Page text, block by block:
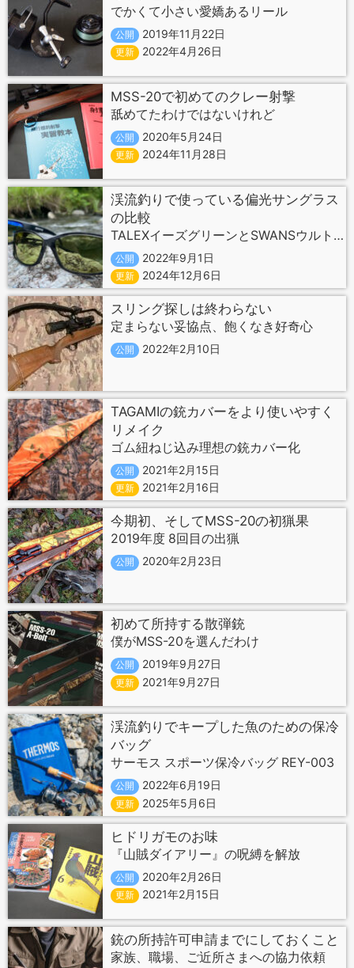
でかくて小さい愛嬌あるリール
公開 2019年11月22日
更新 2022年4月26日
MSS-20で初めてのクレー射撃
舐めてたわけではないけれど
公開 2020年5月24日
更新 2024年11月28日
渓流釣りで使っている偏光サングラス
の比較
TALEXイーズグリーンとSWANSウルトラライトグリーン
公開 2022年9月1日
更新 2024年12月6日
スリング探しは終わらない
定まらない妥協点、飽くなき好奇心
公開 2022年2月10日
TAGAMIの銃カバーをより使いやすく
リメイク
ゴム紐ねじ込み理想の銃カバー化
公開 2021年2月15日
更新 2021年2月16日
今期初、そしてMSS-20の初猟果
2019年度 8回目の出猟
公開 2020年2月23日
初めて所持する散弾銃
僕がMSS-20を選んだわけ
公開 2019年9月27日
更新 2021年9月27日
渓流釣りでキープした魚のための保冷
バッグ
サーモス スポーツ保冷バッグ REY-003
公開 2022年6月19日
更新 2025年5月6日
ヒドリガモのお味
『山賊ダイアリー』の呪縛を解放
公開 2020年2月26日
更新 2021年2月15日
銃の所持許可申請までにしておくこと
家族、職場、ご近所さまへの協力依頼